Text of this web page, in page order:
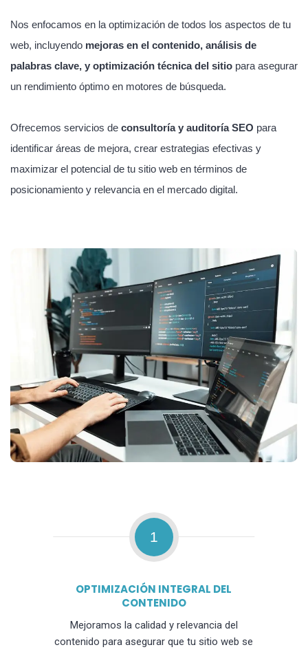
Nos enfocamos en la optimización de todos los aspectos de tu
web, incluyendo mejoras en el contenido, análisis de
palabras clave, y optimización técnica del sitio para asegurar
un rendimiento óptimo en motores de búsqueda.
Ofrecemos servicios de consultoría y auditoría SEO para
identificar áreas de mejora, crear estrategias efectivas y
maximizar el potencial de tu sitio web en términos de
posicionamiento y relevancia en el mercado digital.
1
OPTIMIZACIÓN INTEGRAL DEL
CONTENIDO
Mejoramos la calidad y relevancia del
contenido para asegurar que tu sitio web se